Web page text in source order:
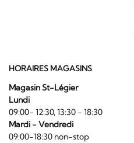
HORAIRES MAGASINS
Magasin St-Légier
Lundi
09:00- 12:30, 13:30 - 18:30
Mardi - Vendredi
09:00-18:30 non-stop